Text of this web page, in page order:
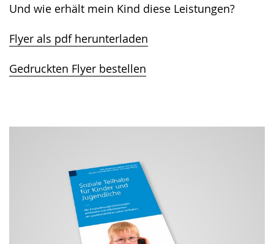
Und wie erhält mein Kind diese Leistungen?
Flyer als pdf herunterladen
Gedruckten Flyer bestellen